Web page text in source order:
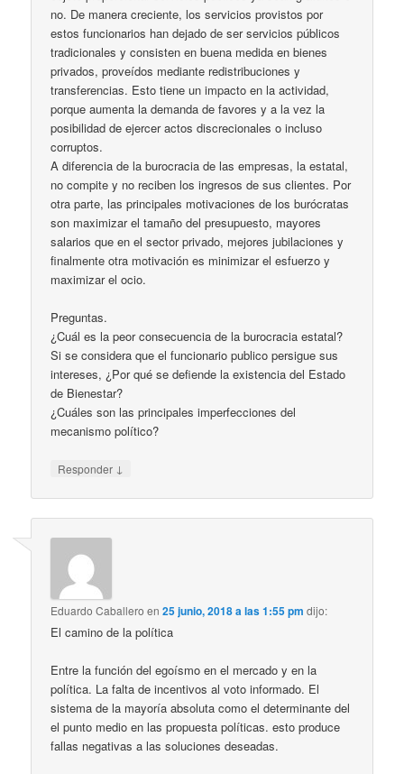
no. De manera creciente, los servicios provistos por
estos funcionarios han dejado de ser servicios públicos
tradicionales y consisten en buena medida en bienes
privados, proveídos mediante redistribuciones y
transferencias. Esto tiene un impacto en la actividad,
porque aumenta la demanda de favores y a la vez la
posibilidad de ejercer actos discrecionales o incluso
corruptos.
A diferencia de la burocracia de las empresas, la estatal,
no compite y no reciben los ingresos de sus clientes. Por
otra parte, las principales motivaciones de los burócratas
son maximizar el tamaño del presupuesto, mayores
salarios que en el sector privado, mejores jubilaciones y
finalmente otra motivación es minimizar el esfuerzo y
maximizar el ocio.
Preguntas.
¿Cuál es la peor consecuencia de la burocracia estatal?
Si se considera que el funcionario publico persigue sus
intereses, ¿Por qué se defiende la existencia del Estado
de Bienestar?
¿Cuáles son las principales imperfecciones del
mecanismo político?
Responder ↓
Eduardo Caballero en25 junio, 2018 a las 1:55 pm dijo:
El camino de la política
Entre la función del egoísmo en el mercado y en la
política. La falta de incentivos al voto informado. El
sistema de la mayoría absoluta como el determinante del
el punto medio en las propuesta políticas. esto produce
fallas negativas a las soluciones deseadas.